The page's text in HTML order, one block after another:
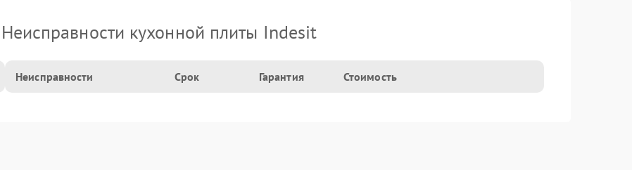
Неисправности кухонной плиты Indesit
Неисправности Срок Гарантия Стоимость